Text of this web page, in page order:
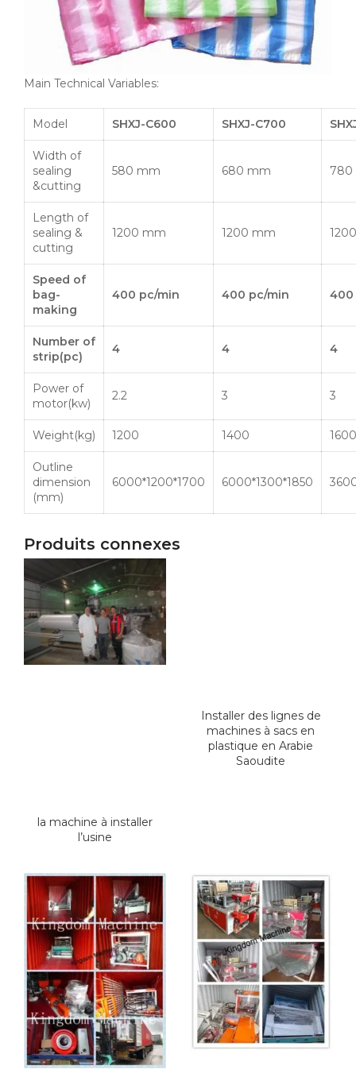
Main Technical Variables:
Model SHXJ-C600 SHXJ-C700
Width of
sealing
&cutting
580 mm 680 mm 780
Length of
sealing &
cutting
1200 mm 1200 mm
Speed of
bag-
making
400 pc/min 400 pc/min 400
Number of
strip(pc)
4 4 4
Power of
motor(kw)
2.2 3 3
Weight(kg) 1200 1400 1600
Outline
dimension
(mm)
6000*1200*1700 6000*1300*1850
Produits connexes
la machine à installer
l’usine
Installer des lignes de
machines à sacs en
plastique en Arabie
Saoudite